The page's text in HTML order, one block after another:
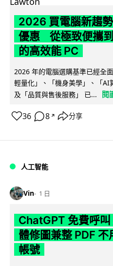
2026 買電腦新趨
優惠 從極致便攜
的高效能 PC
2026 年的電腦選購基準已經全
輕量化」、「機身美學」、「AI
及「品質與售後服務」 已...
閱
36 8 ↗ 分享
人工智能
Vin 1 日
ChatGPT 免費呼
體修圖兼整 PDF
帳號